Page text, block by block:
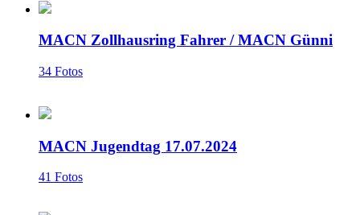
MACN Zollhausring Fahrer /MACN Günni
34 Fotos
MACN Jugendtag 17.07.2024
41 Fotos